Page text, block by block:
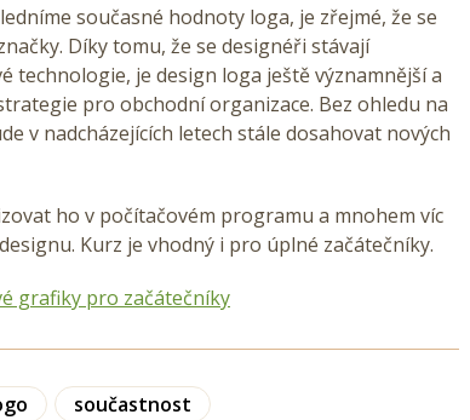
současné hodnoty loga, je zřejmé, že se
Díky tomu, že se designéři stávají
technologie, je design loga ještě významnější a
pro obchodní organizace. Bez ohledu na
v nadcházejících letech stále dosahovat nových
ho v počítačovém programu a mnohem víc
Kurz je vhodný i pro úplné začátečníky.
grafiky pro začátečníky
součastnost